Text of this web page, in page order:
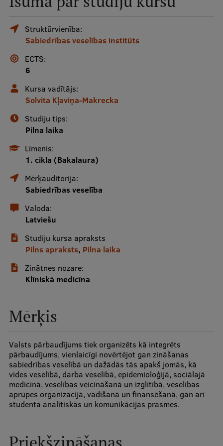
Mobile
galvenā
izvēlne
Studiju iespējas
Pamatstudiju programmas
Maģistra studiju programmas
Doktorantūra
Rezidentūra
Uzņemšana
Praktiska informācija
Par RSU
Studentu dzīve
Studiju norises vietas
Fakultātes
Stratēģija
Struktūra
Vēsture un tradīcijas
Identitāte
RSU fonds
Muzeji un ekspozīcijas
Struktūrvienība:
Sabiedrības veselības institūts
ECTS:
6
Kursa vadītājs:
Solvita Kļaviņa-Makrecka
Studiju tips:
Pilna laika
Līmenis:
1. cikla (Bakalaura)
Mērķauditorija:
Sabiedrības veselība
Valoda:
Latviešu
Studiju kursa apraksts
Pilns apraksts, Pilna laika
Zinātnes nozare:
Klīniskā medicīna
Mērķis
Valsts pārbaudījums tiek organizēts kā integrēts
pārbaudījums, vienlaicīgi novērtējot gan zināšanas
sabiedrības veselībā un dažādās tās apakš jomās, kā
vides veselībā, darba veselībā, epidemioloģijā, sociālajā
medicīnā, veselības veicināšanā un izglītībā, veselības
aprūpes organizācijā, vadīšanā un finansēšanā, gan arī
studenta analītiskās un komunikācijas prasmes.